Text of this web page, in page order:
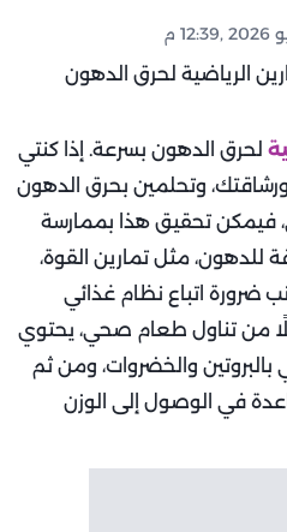
لحرق الدهون بسرعة. إذا كنتي
وتحلمين بحرق الدهون
فيمكن تحقيق هذا بممارسة
للدهون، مثل تمارين القوة،
ضرورة اتباع نظام غذائي
من تناول طعام صحي، يحتوي
والخضروات، ومن ثم
في الوصول إلى الوزن